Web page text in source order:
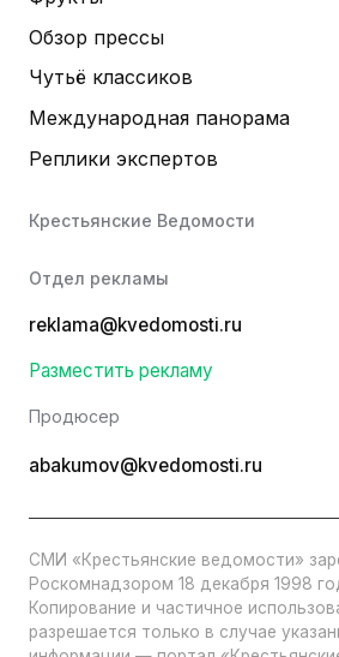
Обзор прессы
Чутьё классиков
Международная панорама
Реплики экспертов
Крестьянские Ведомости
Отдел рекламы
reklama@kvedomosti.ru
Разместить рекламу
Продюсер
abakumov@kvedomosti.ru
СМИ «Крестьянские ведомости»
Роскомнадзором 18 декабря 1998
Копирование и частичное
разрешается только в случае